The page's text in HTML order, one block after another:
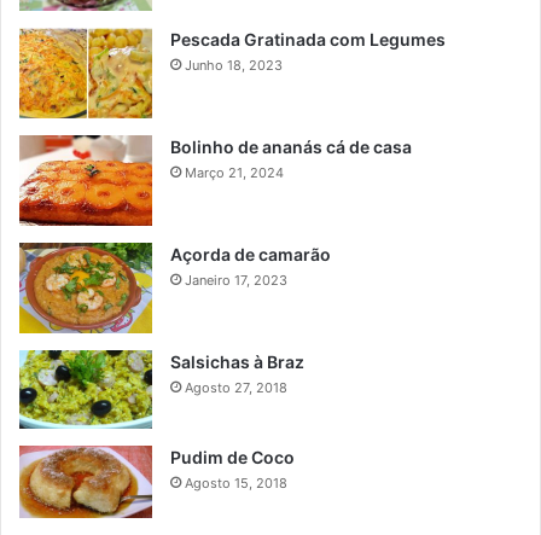
Pescada Gratinada com Legumes
Junho 18, 2023
Bolinho de ananás cá de casa
Março 21, 2024
Açorda de camarão
Janeiro 17, 2023
Salsichas à Braz
Agosto 27, 2018
Pudim de Coco
Agosto 15, 2018